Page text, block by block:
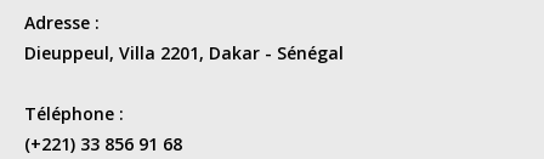
Adresse :
Dieuppeul, Villa 2201, Dakar - Sénégal
Téléphone :
(+221) 33 856 91 68